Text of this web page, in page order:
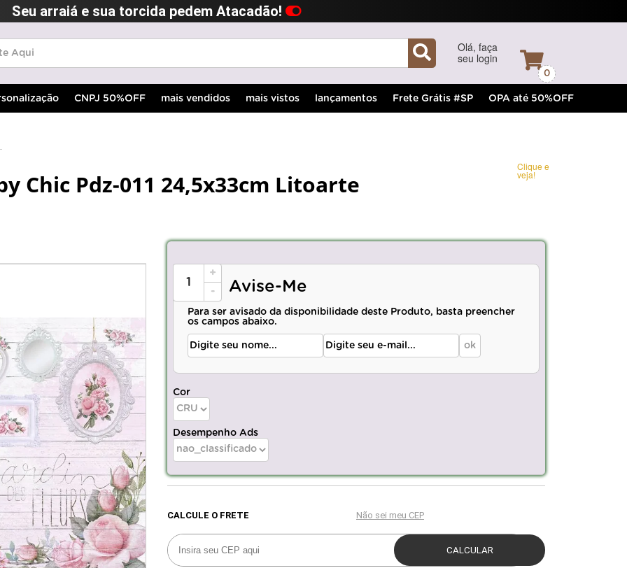
Seu arraiá e sua torcida pedem Atacadão!
Olá, faça
seu login
0
CNPJ 50%OFF mais vendidos mais vistos lançamentos Frete Grátis #SP OPA até 50%OFF
Chic Pdz-011 24,5x33cm Litoarte
Clique e
veja!
+
-
Avise-Me
Para ser avisado da disponibilidade deste Produto, basta preencher
os campos abaixo.
Cor
Desempenho Ads